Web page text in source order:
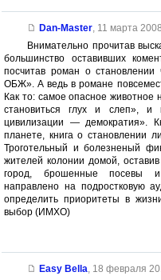
Dan-Master, 11 марта
Внимательно прочитав
большинство оставивших
посчитав роман о
ОБЖ». А ведь в романе
Как то: самое опасное
становиться глух и слеп», и
цивилизации — демократия».
планете, книга о становлении
Троготельный и болезненый
жителей колонии домой,
город, брошенные посевы и
направлено на подростковую
определить приоритеты в
выбор (ИМХО)
Easy Bella, 18 февраля